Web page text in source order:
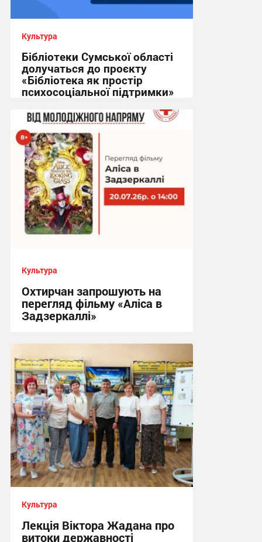
Культура
Бібліотеки Сумської області
долучаться до проєкту
«Бібліотека як простір
психосоціальної підтримки»
10:07, 22.07.2026
Культура
Охтирчан запрошують на
перегляд фільму «Аліса в
Задзеркаллі»
13:56, 17.07.2026
Культура
Лекція Віктора Жадана про
витоки державності